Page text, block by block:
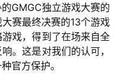
GMGC独立游戏大赛的
赛最终决赛的13个游戏
戏，得到了在场来自全
。这是对我们的认可，
官方保护。